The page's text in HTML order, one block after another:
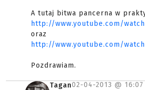
A tutaj bitwa pancerna w
http://www.youtube.com/
oraz
http://www.youtube.com/
Pozdrawiam.
Tagan02-04-2013 @ 16:07